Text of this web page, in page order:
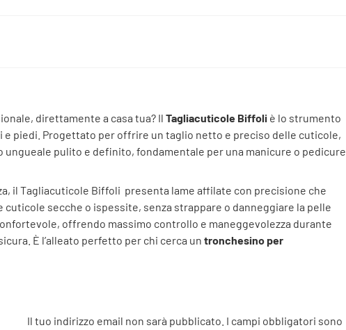
direttamente a casa tua? Il Tagliacuticole Biffoli è lo strumento
e piedi. Progettato per offrire un taglio netto e preciso delle cuticole,
pulito e definito, fondamentale per una manicure o pedicure
il Tagliacuticole Biffoli presenta lame affilate con precisione che
secche o ispessite, senza strappare o danneggiare la pelle
offrendo massimo controllo e maneggevolezza durante
È l’alleato perfetto per chi cerca un tronchesino per
Il tuo indirizzo email non sarà pubblicato. I campi obbligatori sono